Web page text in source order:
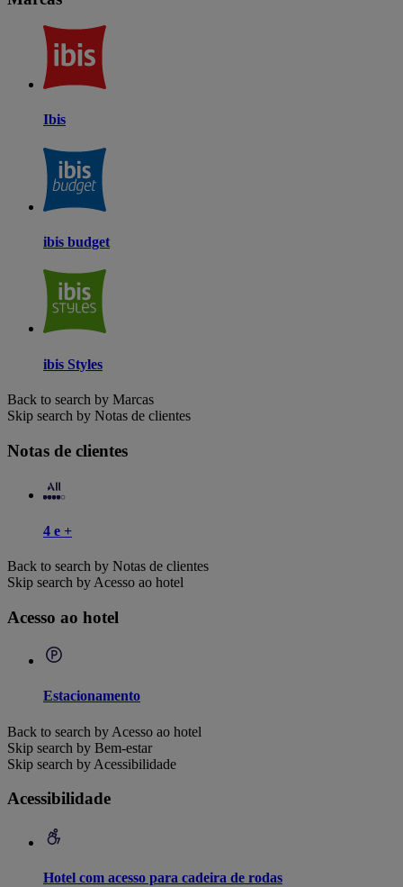
Ibis
ibis budget
ibis Styles
Back to search by Marcas
Skip search by Notas de clientes
Notas de clientes
4 e +
Back to search by Notas de clientes
Skip search by Acesso ao hotel
Acesso ao hotel
Estacionamento
Back to search by Acesso ao hotel
Skip search by Bem-estar
Skip search by Acessibilidade
Acessibilidade
Hotel com acesso para cadeira de rodas